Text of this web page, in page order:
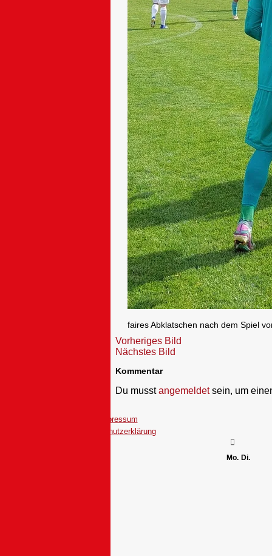
faires Abklatschen nach dem Spiel
Vorheriges Bild
Nächstes Bild
Kommentar
Du musstangemeldetsein, um
Impressum
Datenschutzerklärung
Mo. Di.